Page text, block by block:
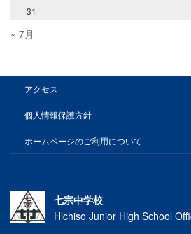
31
« 7月
アクセス
個人情報保護方針
ホームページのご利用について
七宗中学校
Hichiso Junior High School